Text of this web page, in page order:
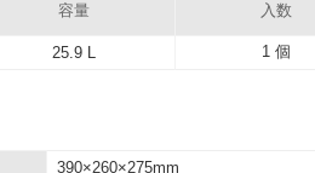
容量
入数
25.9 L 1 個
390×260×275mm